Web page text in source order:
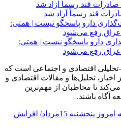
قند رسماً آزاد شد
دارو پاسخگو نیست | همتی:
عراق رفع می‌شود
اقتصادی و اجتماعی است که
اخبار، تحلیل‌ها و مقالات اقتصادی و
تا مخاطبان از مهم‌ترین
آگاه باشند.